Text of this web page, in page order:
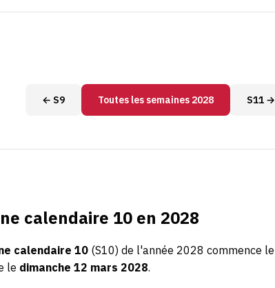
← S9 Toutes les semaines 2028 S11 →
calendaire 10 en 2028
calendaire 10 (S10) de l'année 2028 commence le
le dimanche 12 mars 2028.